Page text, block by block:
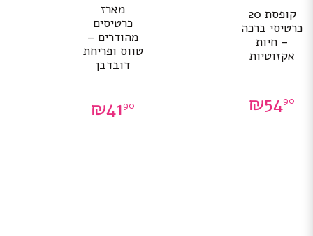
קופסת 20
כרטיסי ברכה
– חיות
אקזוטיות
₪5490
מארז
כרטיסים
מהודרים –
טווס ופריחת
דובדבן
₪4190